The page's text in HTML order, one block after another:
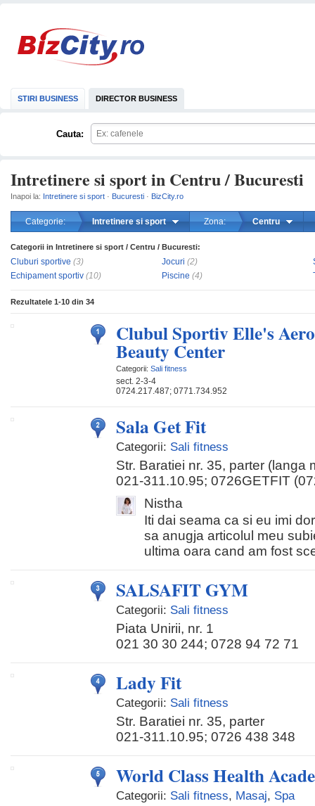
STIRI BUSINESS DIRECTOR BUSINESS
Cauta:
Intretinere si sport in Centru / Bucuresti
Inapoi la: Intretinere si sport · Bucuresti · BizCity.ro
Categorie: Intretinere si sport Zona: Centru
Categorii in Intretinere si sport / Centru / Bucuresti:
Cluburi sportive (3)
Echipament sportiv (10)
Jocuri (2)
Piscine (4)
Rezultatele 1-10 din 34
Clubul Sportiv Elle's
Beauty Center
Categorii: Sali fitness
sect. 2-3-4
0724.217.487; 0771.734.952
Sala Get Fit
Categorii: Sali fitness
Str. Baratiei nr. 35, parter (langa
021-311.10.95; 0726GETFIT
Nistha
Iti dai seama ca si eu imi
sa anugja articolul meu
ultima oara cand am fost
SALSAFIT GYM
Categorii: Sali fitness
Piata Unirii, nr. 1
021 30 30 244; 0728 94 72 71
Lady Fit
Categorii: Sali fitness
Str. Baratiei nr. 35, parter
021-311.10.95; 0726 438 348
World Class Health
Categorii: Sali fitness, Masaj, Spa